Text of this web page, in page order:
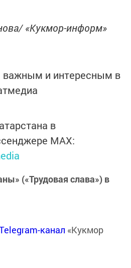
«Кукмор-информ»
и интересным в
в
MАХ:
(«Трудовая слава») в
канал «Кукмор